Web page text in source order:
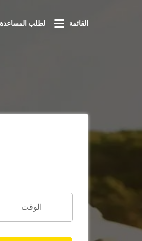
لطلب المساعدة القائمة